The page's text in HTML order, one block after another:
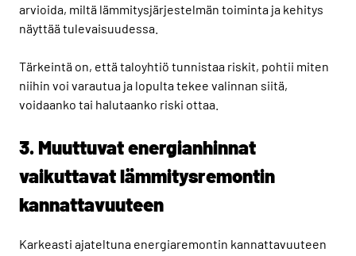
arvioida, miltä lämmitysjärjestelmän toiminta ja kehitys
näyttää tulevaisuudessa.
Tärkeintä on, että taloyhtiö tunnistaa riskit, pohtii miten
niihin voi varautua ja lopulta tekee valinnan siitä,
voidaanko tai halutaanko riski ottaa.
3. Muuttuvat energianhinnat
vaikuttavat lämmitysremontin
kannattavuuteen
Karkeasti ajateltuna energiaremontin kannattavuuteen